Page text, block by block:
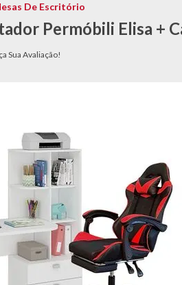
De Escritório
Permóbili Elisa +